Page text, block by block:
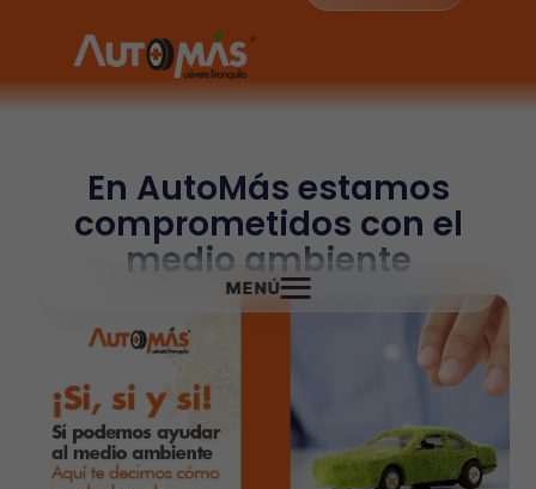
En AutoMás estamos
comprometidos con el
medio ambiente
MENÚ